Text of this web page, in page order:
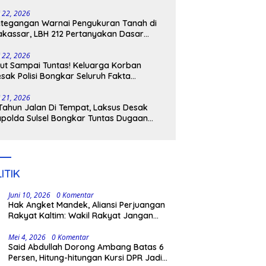
22, 2026
Warnai Pengukuran Tanah di
LBH 212 Pertanyakan Dasar
22, 2026
Sampai Tuntas! Keluarga Korban
Polisi Bongkar Seluruh Fakta
21, 2026
Jalan Di Tempat, Laksus Desak
Sulsel Bongkar Tuntas Dugaan
Juni 10, 2026 0 Komentar
Hak Angket Mandek, Aliansi Perjuangan
Rakyat Kaltim: Wakil Rakyat Jangan
Mei 4, 2026 0 Komentar
Said Abdullah Dorong Ambang Batas 6
Persen, Hitung-hitungan Kursi DPR Jadi